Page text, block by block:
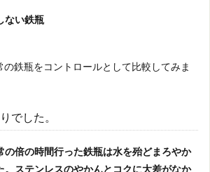
ない鉄瓶
の鉄瓶をコントロールとして比較してみま
でした。
の倍の時間行った鉄瓶は水を殆どまろやか
。ステンレスのやかんとコクに大差がなか